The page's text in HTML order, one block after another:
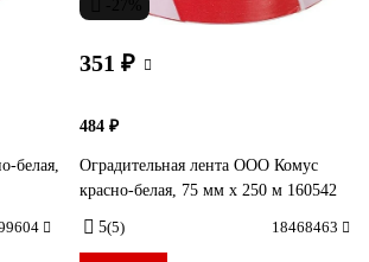
белая,
351 ₽
484 ₽
Оградительная лента ООО Комус
красно-белая, 75 мм х 250 м 160542
5(5) 18468463